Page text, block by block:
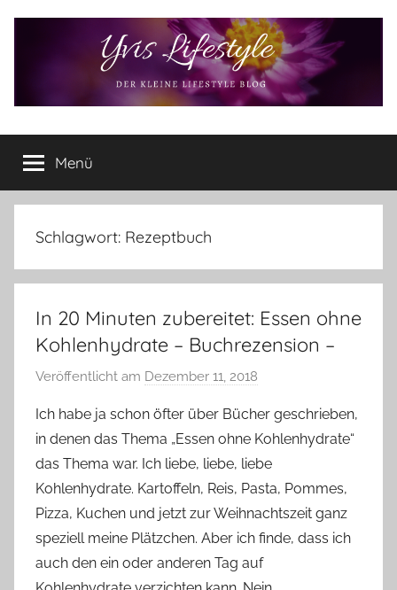
Yvis
Lifestyle
Lifestyle
Blog
–
Lifestyle,
Produkttests
vieles
mehr
Menü
Schlagwort: Rezeptbuch
In 20 Minuten zubereitet: Essen ohne
Kohlenhydrate – Buchrezension –
Veröffentlicht am Dezember 11, 2018
n
Y
v
o
n
n
e
Ich habe ja schon öfter über Bücher geschrieben,
in denen das Thema „Essen ohne Kohlenhydrate“
das Thema war. Ich liebe, liebe, liebe
Kohlenhydrate. Kartoffeln, Reis, Pasta, Pommes,
Pizza, Kuchen und jetzt zur Weihnachtszeit ganz
speziell meine Plätzchen. Aber ich finde, dass ich
auch den ein oder anderen Tag auf